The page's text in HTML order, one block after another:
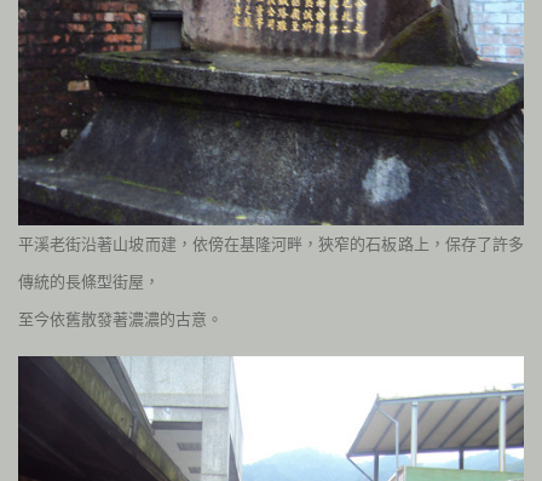
平溪老街沿著山坡而建，依傍在基隆河畔，狹窄的石板路上，保存了許多
傳統的長條型街屋，
至今依舊散發著濃濃的古意。